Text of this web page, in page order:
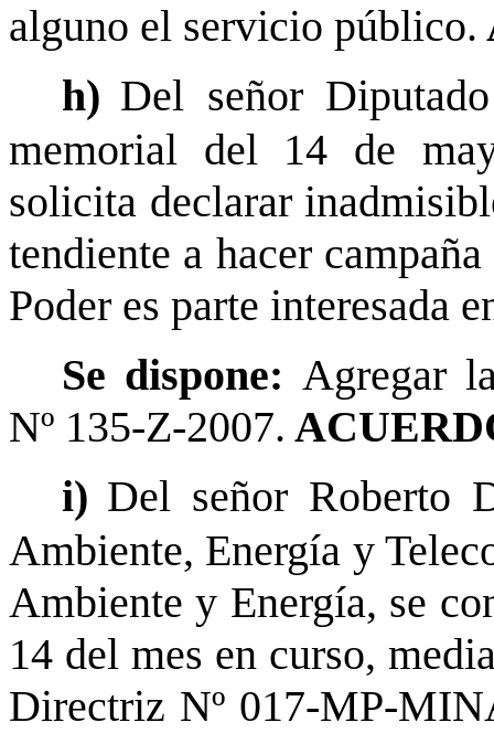
alguno el servicio público.
h) Del señor
memorial del 14 de
solicita declarar
tendiente a hacer
Poder es parte interesada
Se dispone: Agregar
Nº 135-Z-2007.
i) Del señor Roberto
Ambiente, Energía y
Ambiente y Energía, se
14 del mes en curso,
Directriz Nº 017-MP-